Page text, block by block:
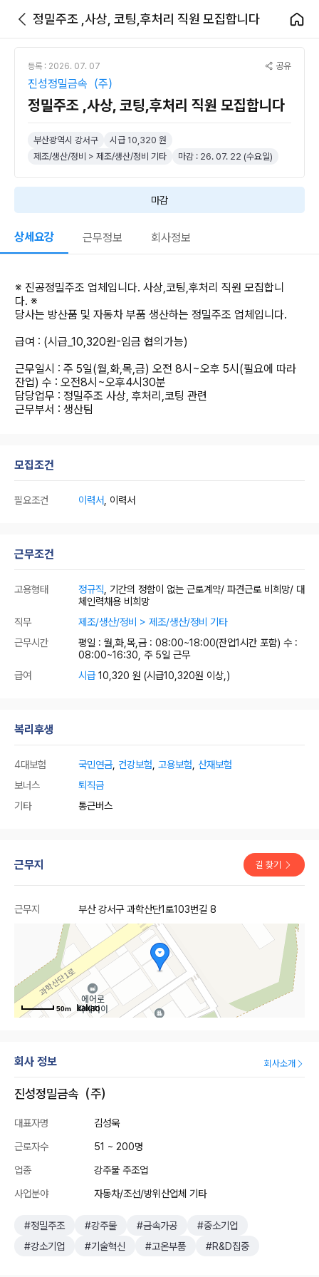
정밀주조 ,사상, 코팅,후처리 직원 모집합니다
등록 : 2026. 07. 07 공유
진성정밀금속（주）
정밀주조 ,사상, 코팅,후처리 직원 모집합니다
부산광역시 강서구
시급 10,320 원
제조/생산/정비 > 제조/생산/정비 기타
마감 : 26. 07. 22 (수요일)
마감
상세요강 근무정보 회사정보
※ 진공정밀주조 업체입니다. 사상,코팅,후처리 직원 모집합니
다. ※
당사는 방산품 및 자동차 부품 생산하는 정밀주조 업체입니다.
급여 : (시급_10,320원-임금 협의가능)
근무일시 : 주 5일(월,화,목,금) 오전 8시~오후 5시(필요에 따라
잔업) 수 : 오전8시~오후4시30분
담당업무 : 정밀주조 사상, 후처리,코팅 관련
근무부서 : 생산팀
모집조건
필요조건 이력서 , 이력서
근무조건
고용형태 정규직 , 기간의 정함이 없는 근로계약/ 파견근로 비희망/ 대
체인력채용 비희망
직무
제조/생산/정비 > 제조/생산/정비 기타
근무시간
평일 : 월,화,목,금 : 08:00~18:00(잔업1시간 포함) 수 :
08:00~16:30, 주 5일 근무
급여
시급 10,320 원 (시급10,320원 이상,)
복리후생
4대보험 국민연금 건강보험 고용보험 산재보험
보너스
퇴직금
기타
통근버스
근무지 길 찾기
근무지 부산 강서구 과학산단1로103번길 8
50m
회사 정보 회사소개
진성정밀금속（주）
대표자명
김성욱
근로자수
51 ~ 200명
업종
강주물 주조업
사업분야
자동차/조선/방위산업체 기타
#정밀주조 #강주물 #금속가공
#중소기업
#강소기업
#기술혁신 #고온부품 #R&D집중